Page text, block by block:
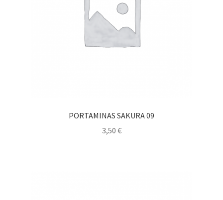
PORTAMINAS SAKURA 09
3,50 €